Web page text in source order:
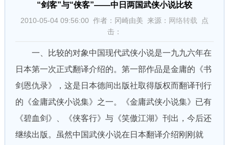
“剑客”与“侠客”——中日两国武侠小说比较
2010-05-04 09:56:00 作者：冈崎由美 来源： 网络转载 点
击：
一、比较的对象中国现代武侠小说是一九九六年在
日本第一次正式翻译介绍的。第一部作品是金庸的《书
剑恩仇录》，这是日本德间出版社取得版权而翻译刊行
的《金庸武侠小说集》之一。《金庸武侠小说集》已有
《碧血剑》、《侠客行》与《笑傲江湖》刊出，今后还
继续出版。虽然中国武侠小说在日本翻译介绍刚刚就